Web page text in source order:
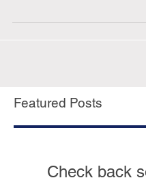
Featured Posts
Check back